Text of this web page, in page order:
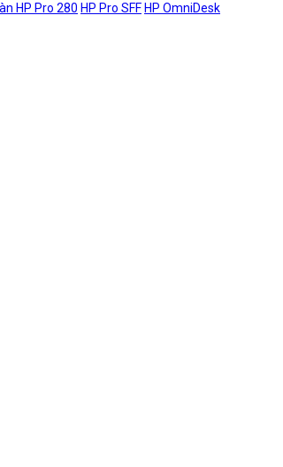
HP Pro 280 HP Pro SFF HP OmniDesk